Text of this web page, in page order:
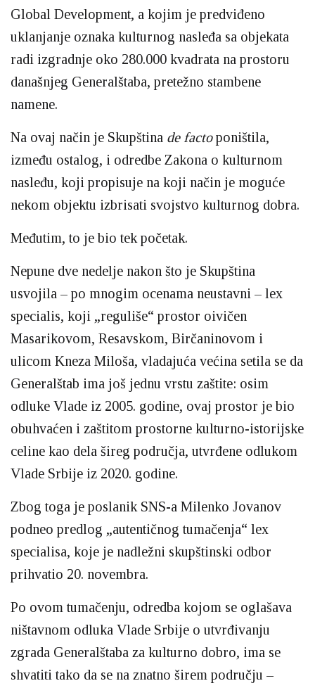
Global Development, a kojim je predviđeno
uklanjanje oznaka kulturnog nasleđa sa objekata
radi izgradnje oko 280.000 kvadrata na prostoru
današnjeg Generalštaba, pretežno stambene
namene.
Na ovaj način je Skupština de factoponištila,
između ostalog, i odredbe Zakona o kulturnom
nasleđu, koji propisuje na koji način je moguće
nekom objektu izbrisati svojstvo kulturnog dobra.
Međutim, to je bio tek početak.
Nepune dve nedelje nakon što je Skupština
usvojila – po mnogim ocenama neustavni – lex
specialis, koji „reguliše“ prostor oivičen
Masarikovom, Resavskom, Birčaninovom i
ulicom Kneza Miloša, vladajuća većina setila se da
Generalštab ima još jednu vrstu zaštite: osim
odluke Vlade iz 2005. godine, ovaj prostor je bio
obuhvaćen i zaštitom prostorne kulturno-istorijske
celine kao dela šireg područja, utvrđene odlukom
Vlade Srbije iz 2020. godine.
Zbog toga je poslanik SNS-a Milenko Jovanov
podneo predlog „autentičnog tumačenja“ lex
specialisa, koje je nadležni skupštinski odbor
prihvatio 20. novembra.
Po ovom tumačenju, odredba kojom se oglašava
ništavnom odluka Vlade Srbije o utvrđivanju
zgrada Generalštaba za kulturno dobro, ima se
shvatiti tako da se na znatno širem području –